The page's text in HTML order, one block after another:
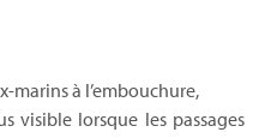
marins à l’embouchure,
visible lorsque les passages